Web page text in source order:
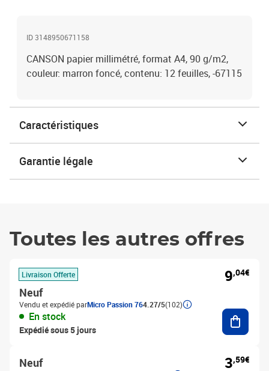
ID 3148950671158
CANSON papier millimétré, format A4, 90 g/m2,
couleur: marron foncé, contenu: 12 feuilles, -67115
Caractéristiques
Garantie légale
Toutes les autres offres
Livraison Offerte
Neuf
Vendu et expédié parMicro Passion 764.27/5(102)
En stock
Expédié sous 5 jours
9,04€
Neuf 3,59€